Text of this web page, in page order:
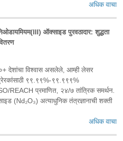
अधिक वाचा
ऑक्साइड पुरवठादार: शुद्धता
देशांचा विश्वास असलेले, आम्ही लेसर
९९.९९%-९९.९९९%
REACH प्रमाणित, २४/७ तांत्रिक समर्थन.
(Nd₂O₃) अत्याधुनिक तंत्रज्ञानाची शक्ती
अधिक वाचा